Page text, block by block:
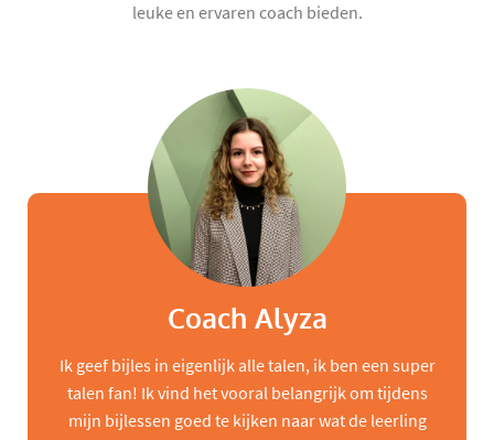
leuke en ervaren coach bieden.
Coach Alyza
Ik geef bijles in eigenlijk alle talen, ik ben een super
talen fan! Ik vind het vooral belangrijk om tijdens
mijn bijlessen goed te kijken naar wat de leerling